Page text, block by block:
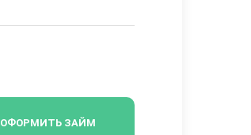
ОФОРМИТЬ ЗАЙМ